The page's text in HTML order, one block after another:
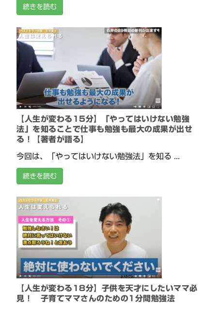
続きを読む
【人生が変わる15分】「やってはいけない勉強
法」を知ることで仕事も勉強も最大の成果が出せ
る！【著者が語る】
今回は、「やってはいけない勉強法」を知る ...
続きを読む
【人生が変わる18分】子供を天才にしたいママ必
見！ 子育てママさんのための1分間勉強法